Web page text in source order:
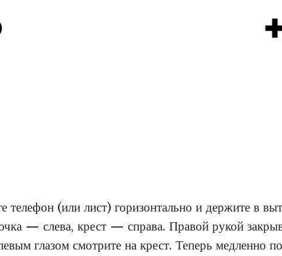
телефон (или лист) горизонтально и держите в
— слева, крест — справа. Правой рукой
глазом смотрите на крест. Теперь медленно